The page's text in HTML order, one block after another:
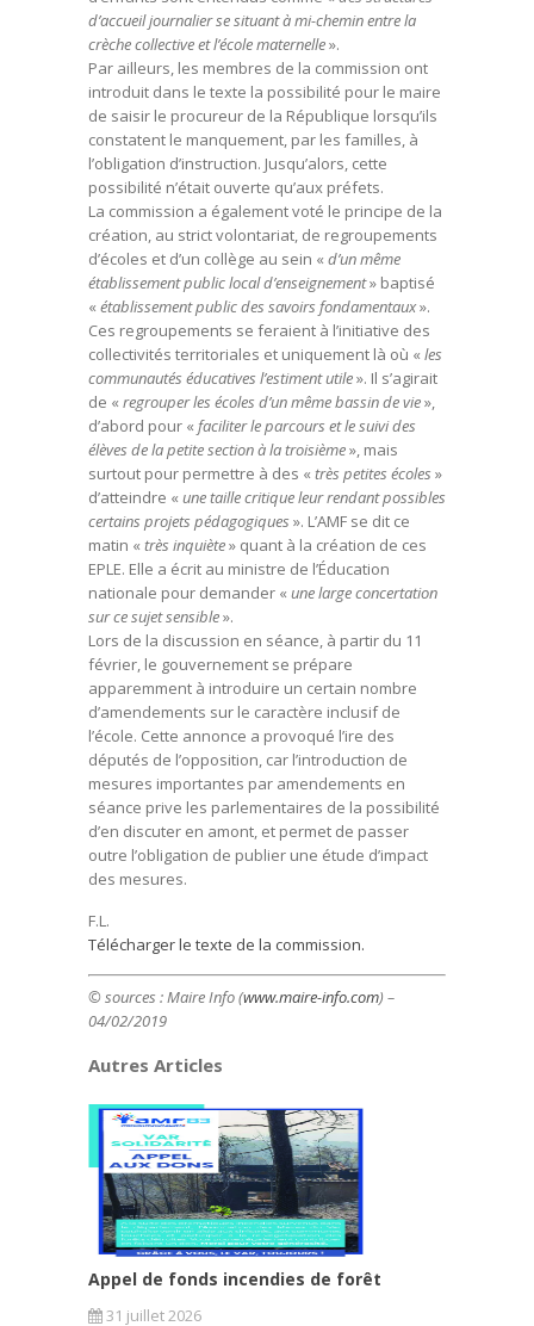
d’accueil journalier se situant à mi-chemin entre la
crèche collective et l’école maternelle».
Par ailleurs, les membres de la commission ont
introduit dans le texte la possibilité pour le maire
de saisir le procureur de la République lorsqu’ils
constatent le manquement, par les familles, à
l’obligation d’instruction. Jusqu’alors, cette
possibilité n’était ouverte qu’aux préfets.
La commission a également voté le principe de la
création, au strict volontariat, de regroupements
d’écoles et d’un collège au sein « d’un même
établissement public local d’enseignement» baptisé
« établissement public des savoirs fondamentaux».
Ces regroupements se feraient à l’initiative des
collectivités territoriales et uniquement là où « les
communautés éducatives l’estiment utile». Il s’agirait
de « regrouper les écoles d’un même bassin de vie»,
d’abord pour « faciliter le parcours et le suivi des
élèves de la petite section à la troisième», mais
surtout pour permettre à des « très petites écoles »
d’atteindre « une taille critique leur rendant possibles
certains projets pédagogiques ». L’AMF se dit ce
matin « très inquiète» quant à la création de ces
EPLE. Elle a écrit au ministre de l’Éducation
nationale pour demander « une large concertation
sur ce sujet sensible».
Lors de la discussion en séance, à partir du 11
février, le gouvernement se prépare
apparemment à introduire un certain nombre
d’amendements sur le caractère inclusif de
l’école. Cette annonce a provoqué l’ire des
députés de l’opposition, car l’introduction de
mesures importantes par amendements en
séance prive les parlementaires de la possibilité
d’en discuter en amont, et permet de passer
outre l’obligation de publier une étude d’impact
des mesures.
F.L.
Télécharger le texte de la commission.
© sources : Maire Info (www.maire-info.com) –
04/02/2019
Autres Articles
Appel de fonds incendies de forêt
31 juillet 2026